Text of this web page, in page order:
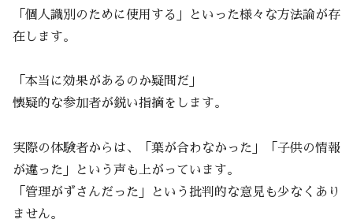
「個人識別のために使用する」といった様々な方法論が存
在します。
「本当に効果があるのか疑問だ」
懐疑的な参加者が鋭い指摘をします。
実際の体験者からは、「葉が合わなかった」「子供の情報
が違った」という声も上がっています。
「管理がずさんだった」という批判的な意見も少なくあり
ません。